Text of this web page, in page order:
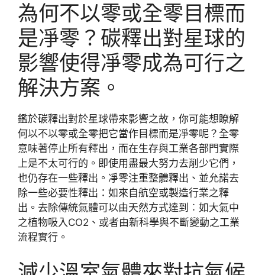
為何不以零或全零目標而
是凈零？碳釋出對星球的
影響使得凈零成為可行之
解決方案。
鑑於碳釋出對於星球帶來影響之故，你可能想瞭解
何以不以零或全零把它當作目標而是凈零呢？全零
意味著停止所有釋出，而在生存與工業各部門實際
上是不太可行的。即使用盡最大努力去削少它們，
也仍存在一些釋出。凈零注重整體釋出、並允諾去
除一些必要性釋出：如來自航空或製造行業之釋
出。去除傳統氣體可以由天然方式達到︰如大氣中
之植物吸入CO2、或者由新科學與不斷變動之工業
流程實行。